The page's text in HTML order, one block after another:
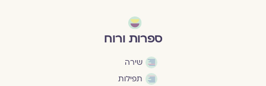
ספרות ורוח
שירה
תפילות